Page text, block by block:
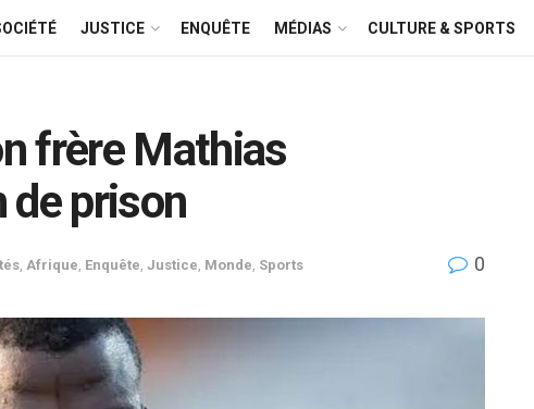
JUSTICE ENQUÊTE MÉDIAS CULTURE & SPORTS
frère Mathias
de prison
Afrique Enquête Justice Monde Sports 0